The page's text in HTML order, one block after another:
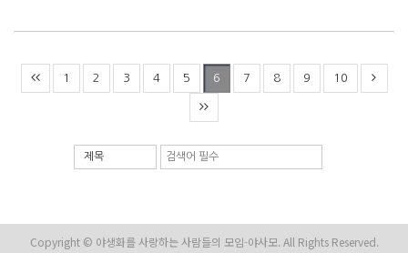
1 2 3 4 5 6 7 8 9 10
제목
Copyright © 야생화를 사랑하는 사람들의 모임-야사모. All Rights Reserved.